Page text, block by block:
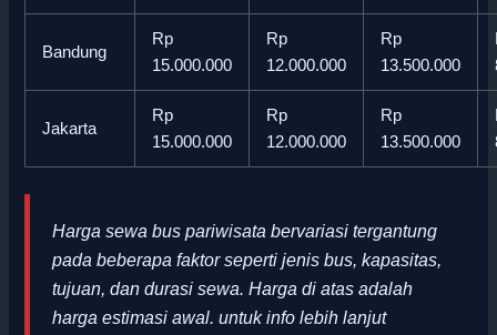
Bandung
Rp
15.000.000
Rp
12.000.000
Rp
13.500.000
Jakarta
Rp
15.000.000
Rp
12.000.000
Rp
13.500.000
Harga sewa bus pariwisata bervariasi tergantung
pada beberapa faktor seperti jenis bus, kapasitas,
tujuan, dan durasi sewa. Harga di atas adalah
harga estimasi awal.untuk info lebih lanjut